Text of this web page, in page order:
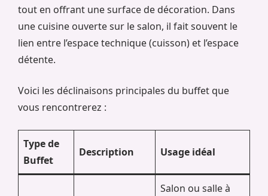
tout en offrant une surface de décoration. Dans
une cuisine ouverte sur le salon, il fait souvent le
lien entre l’espace technique (cuisson) et l’espace
détente.
Voici les déclinaisons principales du buffet que
vous rencontrerez :
Type de
Buffet
Description Usage idéal
Salon ou salle à